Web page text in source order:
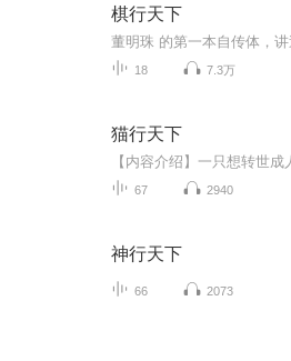
棋行天下
18 7.3万
猫行天下
67 2940
神行天下
66 2073